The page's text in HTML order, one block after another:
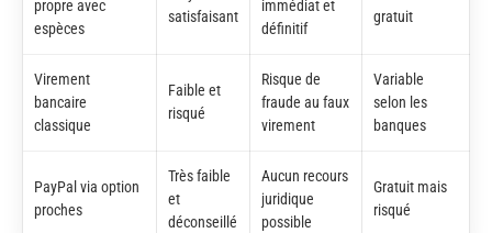
propre avec
espèces
satisfaisant
immédiat et
définitif
gratuit
Virement
bancaire
classique
Faible et
risqué
Risque de
fraude au faux
virement
Variable
selon les
banques
PayPal via option
proches
Très faible
et
déconseillé
Aucun recours
juridique
possible
Gratuit mais
risqué